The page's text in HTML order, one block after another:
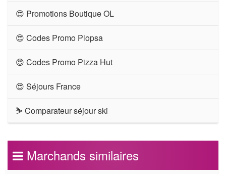
😍 Promotions Boutique OL
😍 Codes Promo Plopsa
😍 Codes Promo Pizza Hut
😍 Séjours France
⛷ Comparateur séjour ski
Marchands similaires